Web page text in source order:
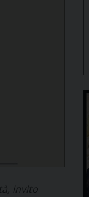
invito